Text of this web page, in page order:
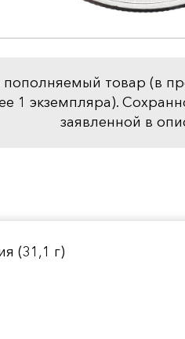
пополняемый товар (в
1 экземпляра).
заявленной в
(31,1 г)